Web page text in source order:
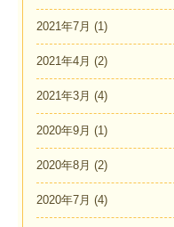
2021年7月 (1)
2021年4月 (2)
2021年3月 (4)
2020年9月 (1)
2020年8月 (2)
2020年7月 (4)